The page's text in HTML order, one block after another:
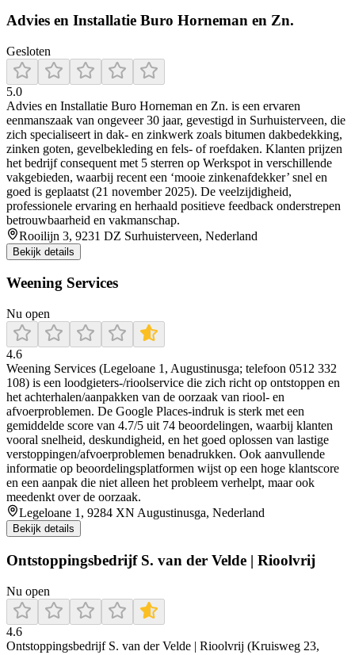
Advies en Installatie Buro Horneman en Zn.
Gesloten
5.0
Advies en Installatie Buro Horneman en Zn. is een ervaren
eenmanszaak van ongeveer 30 jaar, gevestigd in Surhuisterveen, die
zich specialiseert in dak‑ en zinkwerk zoals bitumen dakbedekking,
zinken goten, gevelbekleding en fels‑ of roefdaken. Klanten prijzen
het bedrijf consequent met 5 sterren op Werkspot in verschillende
vakgebieden, waarbij recent een ‘mooie zinkenafdekker’ snel en
goed is geplaatst (21 november 2025). De veelzijdigheid,
professionele ervaring en herhaald positieve feedback onderstrepen
betrouwbaarheid en vakmanschap.
Rooilijn 3, 9231 DZ Surhuisterveen, Nederland
Bekijk details
Weening Services
Nu open
4.6
Weening Services (Legeloane 1, Augustinusga; telefoon 0512 332
108) is een loodgieters-/rioolservice die zich richt op ontstoppen en
het achterhalen/aanpakken van de oorzaak van riool- en
afvoerproblemen. De Google Places-indruk is sterk met een
gemiddelde score van 4.7/5 uit 74 beoordelingen, waarbij klanten
vooral snelheid, deskundigheid, en het goed oplossen van lastige
verstoppingen/afvoerproblemen benadrukken. Ook aanvullende
informatie op beoordelingsplatformen wijst op een hoge klantscore
en een aanpak die niet alleen het probleem verhelpt, maar ook
meedenkt over de oorzaak.
Legeloane 1, 9284 XN Augustinusga, Nederland
Bekijk details
Ontstoppingsbedrijf S. van der Velde | Rioolvrij
Nu open
4.6
Ontstoppingsbedrijf S. van der Velde | Rioolvrij (Kruisweg 23,